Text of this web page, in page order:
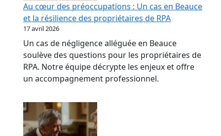
Au cœur des préoccupations : Un cas en Beauce
et la résilience des propriétaires de RPA
17 avril 2026
Un cas de négligence alléguée en Beauce
soulève des questions pour les propriétaires de
RPA. Notre équipe décrypte les enjeux et offre
un accompagnement professionnel.